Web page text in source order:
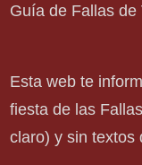
Guía de Fallas de
Esta web te
fiesta de las
claro) y sin textos